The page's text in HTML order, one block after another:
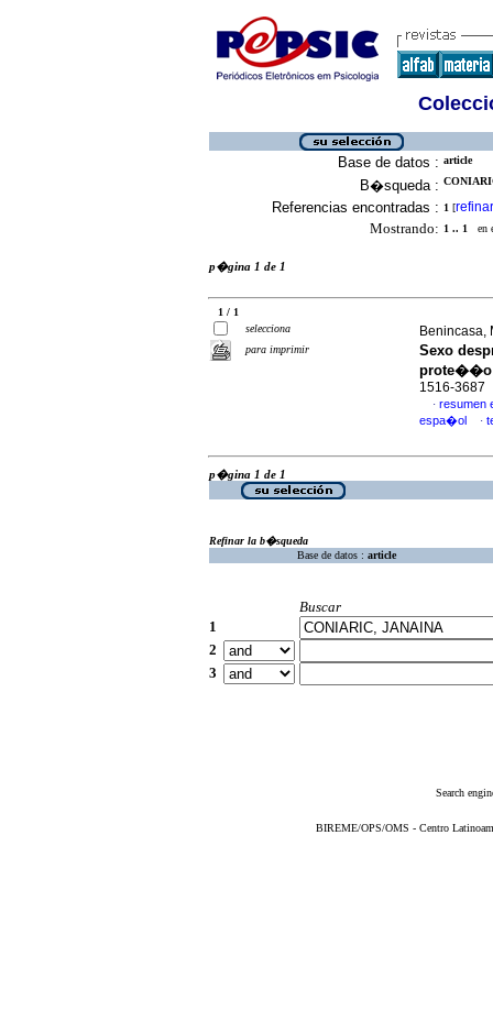
Base de datos : article
B�squeda :
Referencias encontradas : 1 [refinar
Mostrando: 1 .. 1 en
p�gina 1 de 1
1 / 1
selecciona
para imprimir
Benincasa,
Sexo
prote��o
1516-3687
· resumen
espa�ol
·
p�gina 1 de 1
Refinar la b�squeda
Base de datos : article
Buscar
1
2
3
Search
BIREME/OPS/OMS - Centro